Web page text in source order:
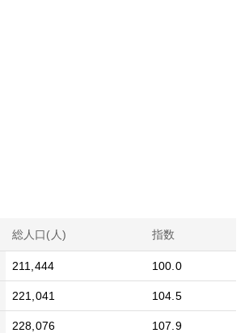
総人口(人) 指数
211,444 100.0
221,041 104.5
228,076 107.9